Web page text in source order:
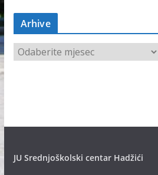
Arhive
A
JU Srednjoškolski centar Hadžići